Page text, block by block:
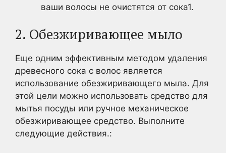
ваши волосы не очистятся от сока1.
2. Обезжиривающее мыло
Еще одним эффективным методом удаления
древесного сока с волос является
использование обезжиривающего мыла. Для
этой цели можно использовать средство для
мытья посуды или ручное механическое
обезжиривающее средство. Выполните
следующие действия.: